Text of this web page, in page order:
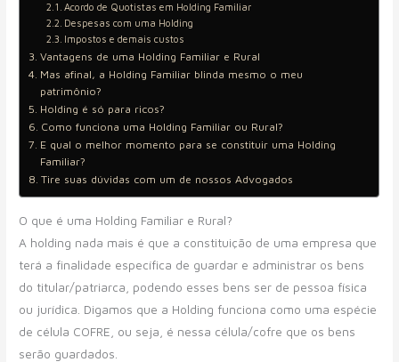
Acordo de Quotistas em Holding Familiar
Despesas com uma Holding
Impostos e demais custos
Vantagens de uma Holding Familiar e Rural
Mas afinal, a Holding Familiar blinda mesmo o meu
patrimônio?
Holding é só para ricos?
Como funciona uma Holding Familiar ou Rural?
E qual o melhor momento para se constituir uma Holding
Familiar?
Tire suas dúvidas com um de nossos Advogados
O que é uma Holding Familiar e Rural?
A holding nada mais é que a constituição de uma empresa que
terá a finalidade específica de guardar e administrar os bens
do titular/patriarca, podendo esses bens ser de pessoa física
ou jurídica. Digamos que a Holding funciona como uma espécie
de célula COFRE, ou seja, é nessa célula/cofre que os bens
serão guardados.